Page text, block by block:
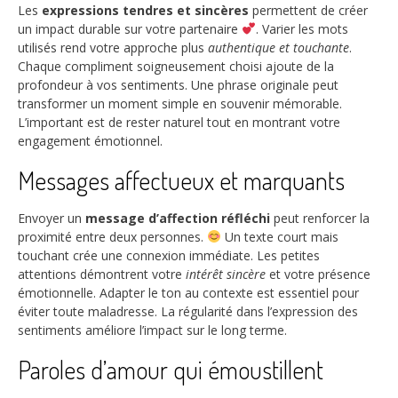
Les expressions tendres et sincères permettent de créer
un impact durable sur votre partenaire
. Varier les mots
utilisés rend votre approche plus authentique et touchante.
Chaque compliment soigneusement choisi ajoute de la
profondeur à vos sentiments. Une phrase originale peut
transformer un moment simple en souvenir mémorable.
L’important est de rester naturel tout en montrant votre
engagement émotionnel.
Messages affectueux et marquants
Envoyer un message d’affection réfléchi peut renforcer la
proximité entre deux personnes.
Un texte court mais
touchant crée une connexion immédiate. Les petites
attentions démontrent votre intérêt sincère et votre présence
émotionnelle. Adapter le ton au contexte est essentiel pour
éviter toute maladresse. La régularité dans l’expression des
sentiments améliore l’impact sur le long terme.
Paroles d’amour qui émoustillent